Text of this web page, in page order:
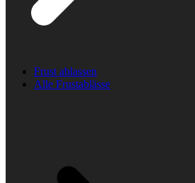
Frust ablassen
Alle Frustablässe